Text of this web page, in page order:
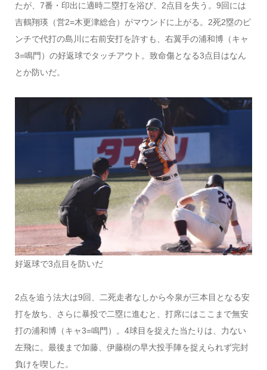
たが、7番・印出に適時二塁打を浴び、2点目を失う。9回には
吉鶴翔瑛（営2=木更津総合）がマウンドに上がる。2死2塁のピ
ンチで代打の島川に右前安打を許すも、右翼手の浦和博（キャ
3=鳴門）の好返球でタッチアウト。致命傷となる3点目はなん
とか防いだ。
好返球で3点目を防いだ
2点を追う法大は9回、二死走者なしから今泉が三本目となる安
打を放ち、さらに暴投で二塁に進むと、打席にはここまで無安
打の浦和博（キャ3=鳴門）。4球目を捉えた当たりは、力ない
左飛に。最後まで加藤、伊藤樹の早大投手陣を捉えられず完封
負けを喫した。